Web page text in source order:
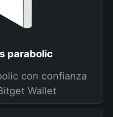
parabolic
con confianza
Wallet